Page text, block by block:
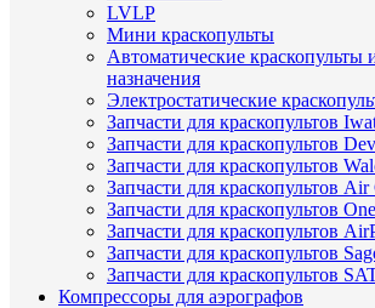
LVLP
Мини краскопульты
Автоматические краскопульты
назначения
Электростатические
Запчасти для краскопультов
Запчасти для краскопультов
Запчасти для краскопультов
Запчасти для краскопультов Air
Запчасти для краскопультов
Запчасти для краскопультов
Запчасти для краскопультов
Запчасти для краскопультов
Компрессоры для аэрографов